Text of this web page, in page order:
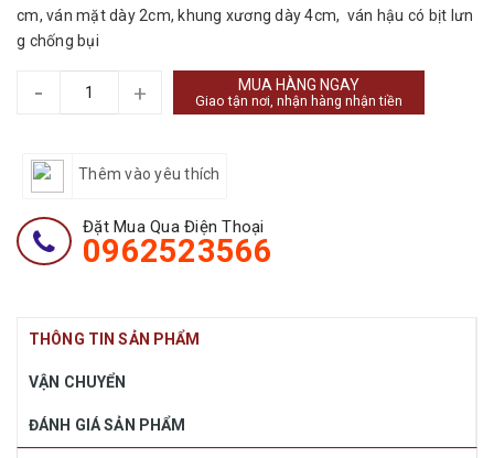
cm, ván mặt dày 2cm, khung xương dày 4cm, ván hậu có bịt lưn
g chống bụi
- + MUA HÀNG NGAY
Giao tận nơi, nhận hàng nhận tiền
Thêm vào yêu thích
Đặt Mua Qua Điện Thoại
0962523566
THÔNG TIN SẢN PHẨM
VẬN CHUYỂN
ĐÁNH GIÁ SẢN PHẨM